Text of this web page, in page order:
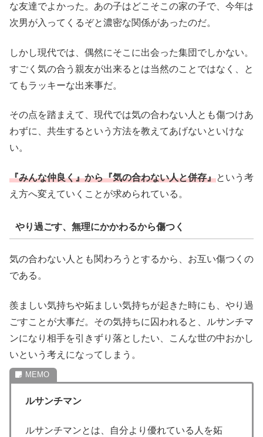
な友達でよかった。あの子はどこそこの家の子で、今年は
次男が入ってくるぞと濃密な関係があったのだ。
しかし現代では、偶然にそこに出会った集団でしかない。
すごく気の合う親友が出来るとは当然のことではなく、と
てもラッキーな出来事だ。
その点を踏まえて、現代では気の合わない人とも傷つけあ
わずに、共生するという方法を教えてあげないといけな
い。
『みんな仲良く』から『気の合わない人と併存』という考
え方へ変えていくことが求められている。
やり過ごす、無理にかかわるから傷つく
気の合わない人とも関わろうとするから、お互い傷つくの
である。
羨ましい気持ちや妬ましい気持ちが起きた時にも、やり過
ごすことが大事だ。その気持ちに囚われると、ルサンチマ
ンになり相手を引きずり落としたい、こんな世の中おかし
いという考えになってしまう。
ルサンチマン
ルサンチマンとは、自分より優れている人を妬